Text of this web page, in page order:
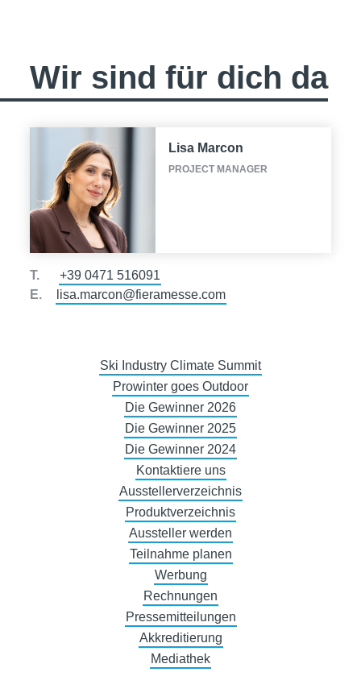
Wir sind für dich da
Lisa Marcon
PROJECT MANAGER
T.
+39 0471 516091
E.
lisa.marcon@fieramesse.com
Ski Industry Climate Summit
Prowinter goes Outdoor
Die Gewinner 2026
Die Gewinner 2025
Die Gewinner 2024
Kontaktiere uns
Ausstellerverzeichnis
Produktverzeichnis
Aussteller werden
Teilnahme planen
Werbung
Rechnungen
Pressemitteilungen
Akkreditierung
Mediathek